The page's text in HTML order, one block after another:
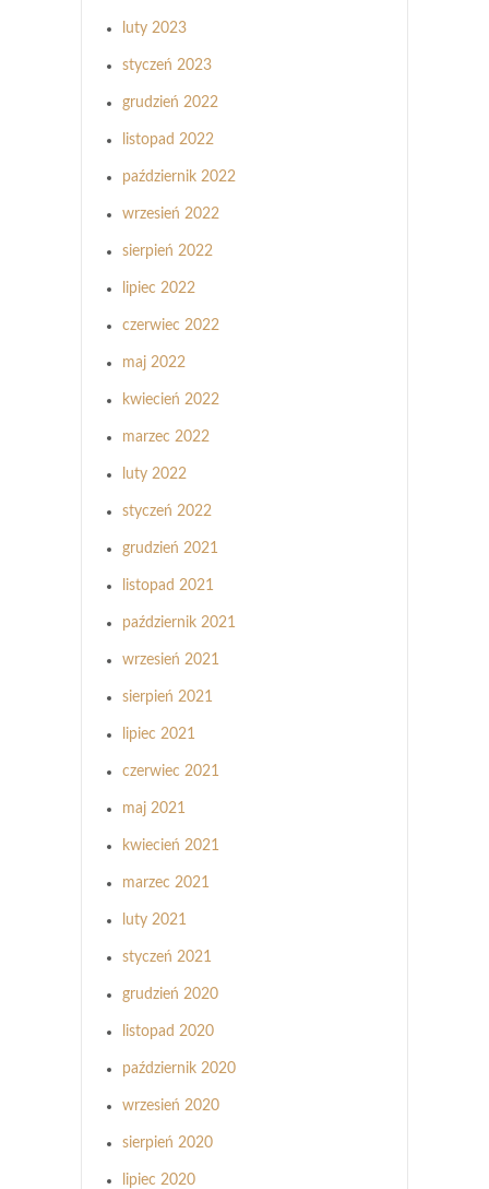
luty 2023
styczeń 2023
grudzień 2022
listopad 2022
październik 2022
wrzesień 2022
sierpień 2022
lipiec 2022
czerwiec 2022
maj 2022
kwiecień 2022
marzec 2022
luty 2022
styczeń 2022
grudzień 2021
listopad 2021
październik 2021
wrzesień 2021
sierpień 2021
lipiec 2021
czerwiec 2021
maj 2021
kwiecień 2021
marzec 2021
luty 2021
styczeń 2021
grudzień 2020
listopad 2020
październik 2020
wrzesień 2020
sierpień 2020
lipiec 2020